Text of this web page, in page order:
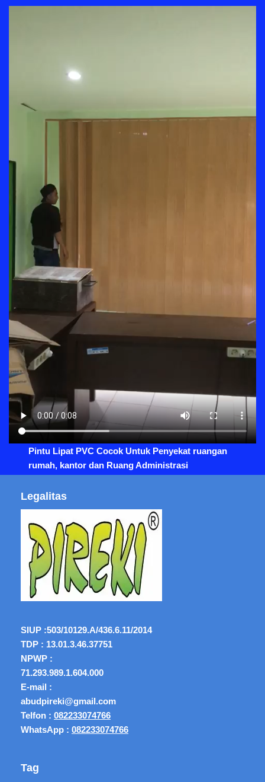
Pintu Lipat PVC Cocok Untuk Penyekat ruangan
rumah, kantor dan Ruang Administrasi
Legalitas
SIUP :503/10129.A/436.6.11/2014
TDP : 13.01.3.46.37751
NPWP :
71.293.989.1.604.000
E-mail :
abudpireki@gmail.com
Telfon : 082233074766
WhatsApp : 082233074766
Tag